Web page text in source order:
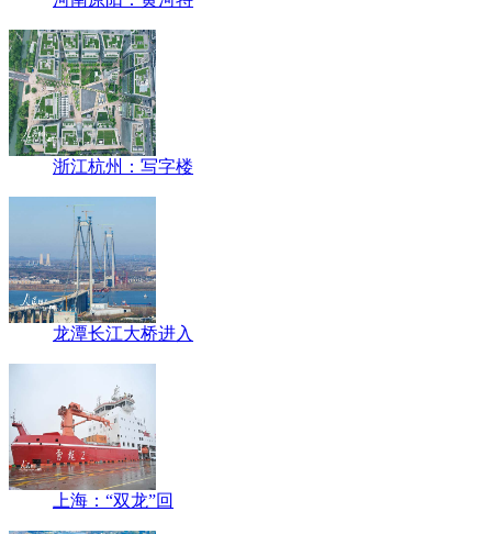
浙江杭州：写字楼
龙潭长江大桥进入
上海：“双龙”回